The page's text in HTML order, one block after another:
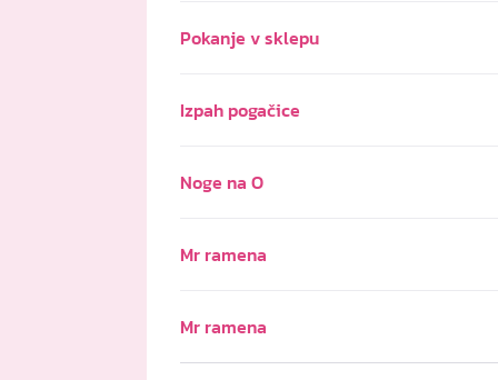
Pokanje v sklepu
Izpah pogačice
Noge na O
Mr ramena
Mr ramena